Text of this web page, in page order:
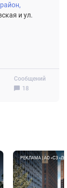
Сообщений
18
и ул.
РЕКЛАМА | АО «СЗ